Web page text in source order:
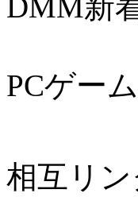
PCゲー
相互リン